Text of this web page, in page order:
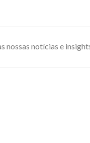
nossas notícias e